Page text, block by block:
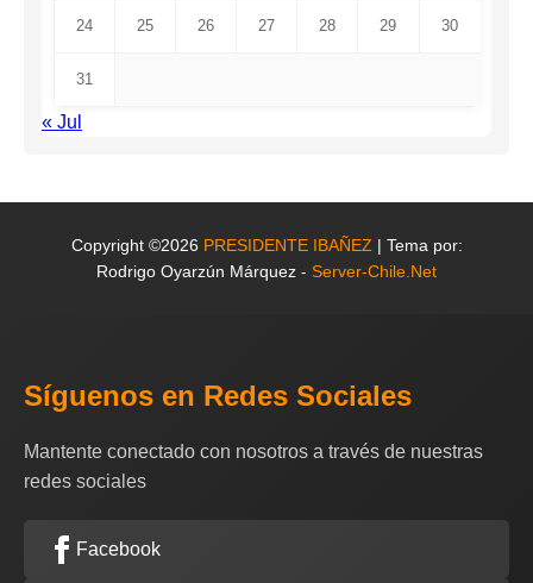
24 25 26 27 28 29 30
31
« Jul
Copyright ©2026 PRESIDENTE IBAÑEZ | Tema por:
Rodrigo Oyarzún Márquez - Server-Chile.Net
Síguenos en Redes Sociales
Mantente conectado con nosotros a través de nuestras
redes sociales
Facebook